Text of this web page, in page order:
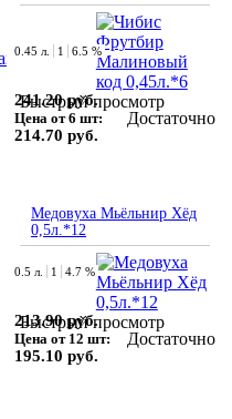
Быстрый просмотр
0.45 л. 1 6.5 %
241.20 руб.
Цена от 6 шт:
214.70 руб.
Достаточно
Медовуха Мьёльнир Хёд
0,5л.*12
Быстрый просмотр
0.5 л. 1 4.7 %
213.90 руб.
Цена от 12 шт:
195.10 руб.
Достаточно